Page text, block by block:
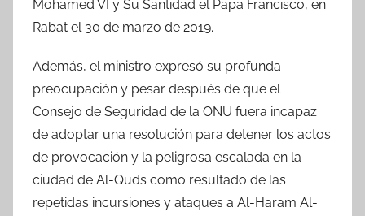
Mohamed VI y Su Santidad el Papa Francisco, en
Rabat el 30 de marzo de 2019.
Además, el ministro expresó su profunda
preocupación y pesar después de que el
Consejo de Seguridad de la ONU fuera incapaz
de adoptar una resolución para detener los actos
de provocación y la peligrosa escalada en la
ciudad de Al-Quds como resultado de las
repetidas incursiones y ataques a Al-Haram Al-